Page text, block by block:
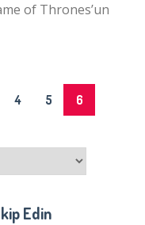
of Thrones’un
4 5 6
Edin